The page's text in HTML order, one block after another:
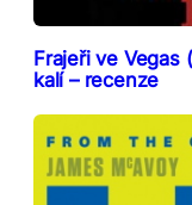
Frajeři ve Vegas
kalí – recenze